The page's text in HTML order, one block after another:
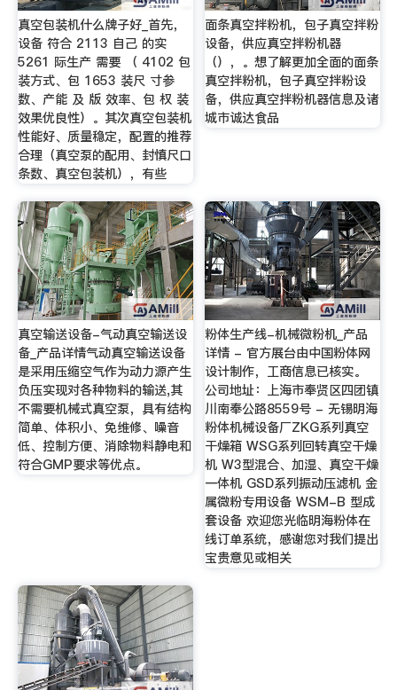
真空包装机什么牌子好_首先，
设备 符合 2113 自己 的实
5261 际生产 需要 （ 4102 包
装方式、包 1653 装尺 寸参
数、产能 及 版 效率、包 权 装
效果优良性）。其次真空包装机
性能好、质量稳定，配置的推荐
合理（真空泵的配用、封慎尺口
条数、真空包装机），有些
面条真空拌粉机，包子真空拌粉
设备，供应真空拌粉机器
（），。想了解更加全面的面条
真空拌粉机，包子真空拌粉设
备，供应真空拌粉机器信息及诸
城市诚达食品
真空输送设备-气动真空输送设
备_产品详情气动真空输送设备
是采用压缩空气作为动力源产生
负压实现对各种物料的输送,其
不需要机械式真空泵，具有结构
简单、体积小、免维修、噪音
低、控制方便、消除物料静电和
符合GMP要求等优点。
粉体生产线-机械微粉机_产品
详情 - 官方展台由中国粉体网
设计制作，工商信息已核实。
公司地址：上海市奉贤区四团镇
川南奉公路8559号 - 无锡明海
粉体机械设备厂ZKG系列真空
干燥箱 WSG系列回转真空干燥
机 W3型混合、加湿、真空干燥
一体机 GSD系列振动压滤机 金
属微粉专用设备 WSM-B 型成
套设备 欢迎您光临明海粉体在
线订单系统，感谢您对我们提出
宝贵意见或相关